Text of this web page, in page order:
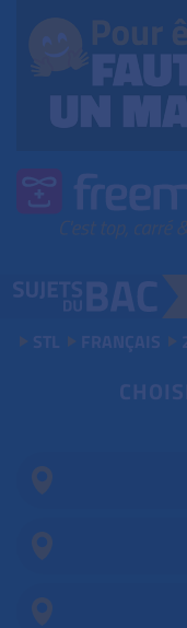
STL FRANÇAIS